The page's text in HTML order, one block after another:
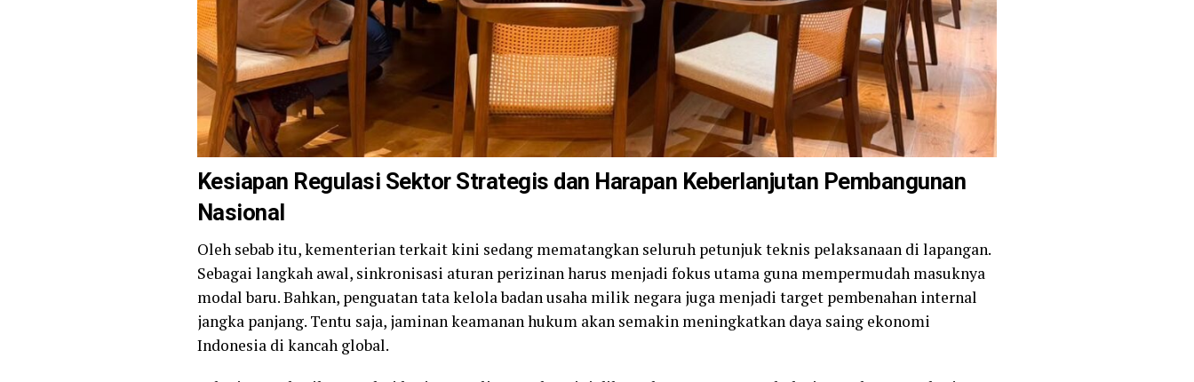
Kesiapan Regulasi Sektor Strategis dan Harapan Keberlanjutan Pembangunan
Nasional
Oleh sebab itu, kementerian terkait kini sedang mematangkan seluruh petunjuk teknis pelaksanaan di lapangan.
Sebagai langkah awal, sinkronisasi aturan perizinan harus menjadi fokus utama guna mempermudah masuknya
modal baru. Bahkan, penguatan tata kelola badan usaha milik negara juga menjadi target pembenahan internal
jangka panjang. Tentu saja, jaminan keamanan hukum akan semakin meningkatkan daya saing ekonomi
Indonesia di kancah global.